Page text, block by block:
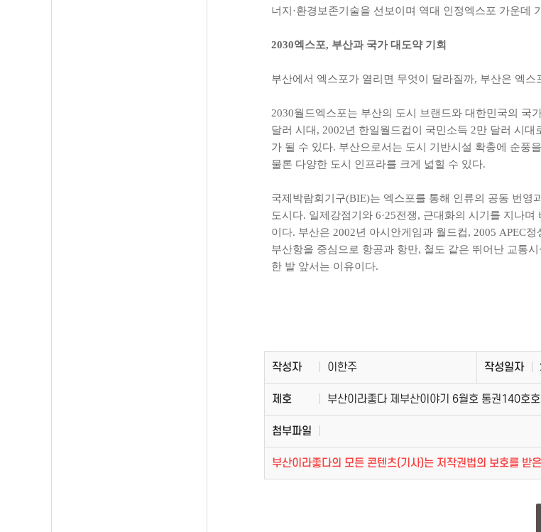
너지·환경보존기술을 선보이며 역대 인정엑스포 가운데
2030엑스포, 부산과 국가 대도약 기회
부산에서 엑스포가 열리면 무엇이 달라질까, 부산은 엑스
2030월드엑스포는 부산의 도시 브랜드와 대한민국의 국
달러 시대, 2002년 한일월드컵이 국민소득 2만 달러 시
가 될 수 있다. 부산으로서는 도시 기반시설 확충에 순풍
물론 다양한 도시 인프라를 크게 넓힐 수 있다.
국제박람회기구(BIE)는 엑스포를 통해 인류의 공동 번영
도시다. 일제강점기와 6·25전쟁, 근대화의 시기를 지나
이다. 부산은 2002년 아시안게임과 월드컵, 2005 APEC
부산항을 중심으로 항공과 항만, 철도 같은 뛰어난 교통
한 발 앞서는 이유이다.
작성자 이한주 작성일자
제호 부산이라좋다 제부산이야기 6월호 통권140호호
첨부파일
부산이라좋다의 모든 콘텐츠(기사)는 저작권법의 보호를 받